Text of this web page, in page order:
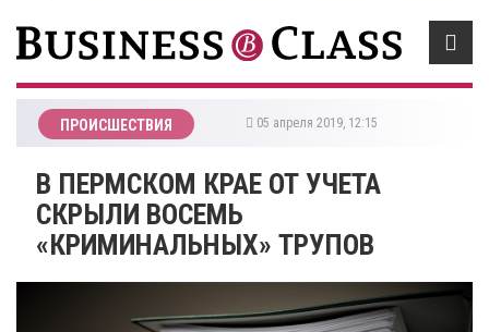
ПРОИСШЕСТВИЯ 05 апреля 2019, 12:15
​В ПЕРМСКОМ КРАЕ ОТ УЧЕТА
СКРЫЛИ ВОСЕМЬ
«КРИМИНАЛЬНЫХ» ТРУПОВ